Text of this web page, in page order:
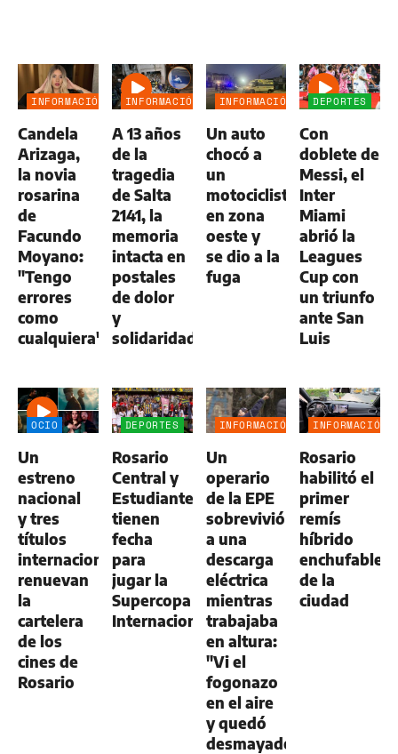
INFORMACIÓN
Candela
Arizaga,
la novia
rosarina
de
Facundo
Moyano:
"Tengo
errores
como
cualquiera"
INFORMACIÓN
A 13 años
de la
tragedia
de Salta
2141, la
memoria
intacta en
postales
de dolor
y
solidaridad
INFORMACIÓN
Un auto
chocó a
un
motociclista
en zona
oeste y
se dio a la
fuga
DEPORTES
Con
doblete de
Messi, el
Inter
Miami
abrió la
Leagues
Cup con
un triunfo
ante San
Luis
OCIO
Un
estreno
nacional
y tres
títulos
internacionales
renuevan
la
cartelera
de los
cines de
Rosario
DEPORTES
Rosario
Central y
Estudiantes
tienen
fecha
para
jugar la
Supercopa
Internacional
INFORMACIÓN
Un
operario
de la EPE
sobrevivió
a una
descarga
eléctrica
mientras
trabajaba
en altura:
"Vi el
fogonazo
en el aire
y quedó
desmayado"
INFORMACIÓN
Rosario
habilitó el
primer
remís
híbrido
enchufable
de la
ciudad